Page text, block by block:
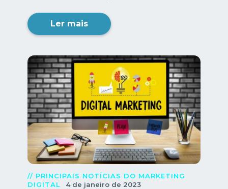
Ler mais
// PRINCIPAIS NOTÍCIAS DO MARKETING
DIGITAL
4 de janeiro de 2023